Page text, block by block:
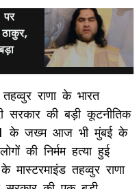
राणा के भारत
सरकार की बड़ी कूटनीतिक
के जख्म आज भी मुंबई के
की निर्मम हत्या हुई
तहव्वुर राणा